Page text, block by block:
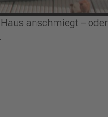
anschmiegt – oder